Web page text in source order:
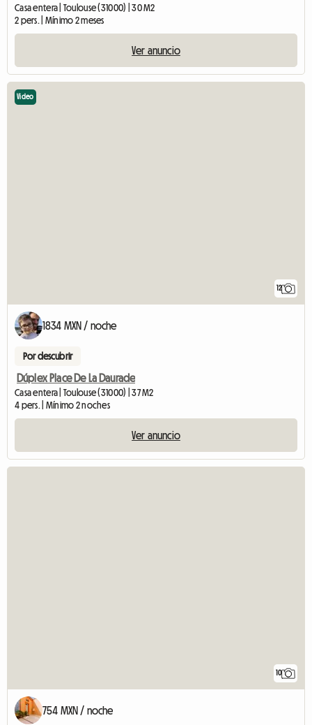
Casa entera | Toulouse (31000) | 30 M2
2 pers. | Mínimo 2 meses
Ver anuncio
12
Video
1834 MXN / noche
Por descubrir
Dúplex Place De La Daurade
Casa entera | Toulouse (31000) | 37 M2
4 pers. | Mínimo 2 noches
Ver anuncio
10
754 MXN / noche